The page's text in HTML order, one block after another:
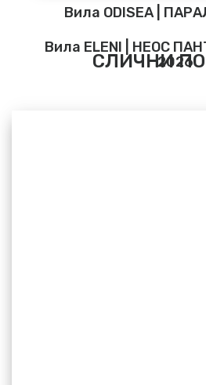
Вила ODISEA |
Вила ELENI | НЕОС
2026
СЛИЧНИ